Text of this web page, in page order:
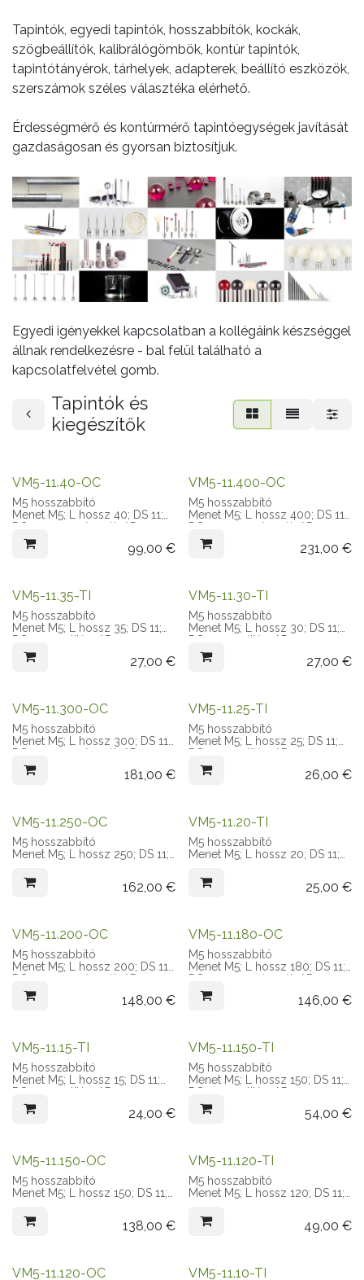
Tapintók, egyedi tapintók, hosszabbítók, kockák,
szögbeállítók, kalibrálógömbök, kontúr tapintók,
tapintótányérok, tárhelyek, adapterek, beállító eszközök,
szerszámok széles választéka elérhető.
Érdességmérő és kontúrmérő tapintóegységek javítását
gazdaságosan és gyorsan biztosítjuk.
Egyedi igényekkel kapcsolatban a kollégáink készséggel
állnak rendelkezésre - bal felül található a
kapcsolatfelvétel gomb.
Tapintók és
kiegészítők
VM5-11.40-OC
M5 hosszabbító
Menet M5; L hossz 40; DS 11;
DS anyaga szénszál; AD 11
99,00 €
VM5-11.400-OC
M5 hosszabbító
Menet M5; L hossz 400; DS 11;
DS anyaga szénszál; AD 11
231,00 €
VM5-11.35-TI
M5 hosszabbító
Menet M5; L hossz 35; DS 11;
DS anyaga titán; AD 11
27,00 €
VM5-11.30-TI
M5 hosszabbító
Menet M5; L hossz 30; DS 11;
DS anyaga titán; AD 11
27,00 €
VM5-11.300-OC
M5 hosszabbító
Menet M5; L hossz 300; DS 11;
DS anyaga szénszál; AD 11
181,00 €
VM5-11.25-TI
M5 hosszabbító
Menet M5; L hossz 25; DS 11;
DS anyaga titán; AD 11
26,00 €
VM5-11.250-OC
M5 hosszabbító
Menet M5; L hossz 250; DS 11;
162,00 €
VM5-11.20-TI
M5 hosszabbító
Menet M5; L hossz 20; DS 11;
25,00 €
VM5-11.200-OC
M5 hosszabbító
Menet M5; L hossz 200; DS 11;
DS anyaga szénszál; AD 11
148,00 €
VM5-11.180-OC
M5 hosszabbító
Menet M5; L hossz 180; DS 11;
DS anyaga szénszál; AD 11
146,00 €
VM5-11.15-TI
M5 hosszabbító
Menet M5; L hossz 15; DS 11;
DS anyaga titán; AD 11
24,00 €
VM5-11.150-TI
M5 hosszabbító
Menet M5; L hossz 150; DS 11;
DS anyaga titán; AD 11
54,00 €
VM5-11.150-OC
M5 hosszabbító
Menet M5; L hossz 150; DS 11;
138,00 €
VM5-11.120-TI
M5 hosszabbító
Menet M5; L hossz 120; DS 11;
49,00 €
VM5-11.120-OC VM5-11.10-TI